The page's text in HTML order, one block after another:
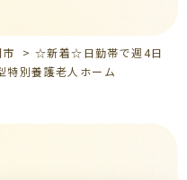
>☆新着☆日勤帯で週4日
別養護老人ホーム